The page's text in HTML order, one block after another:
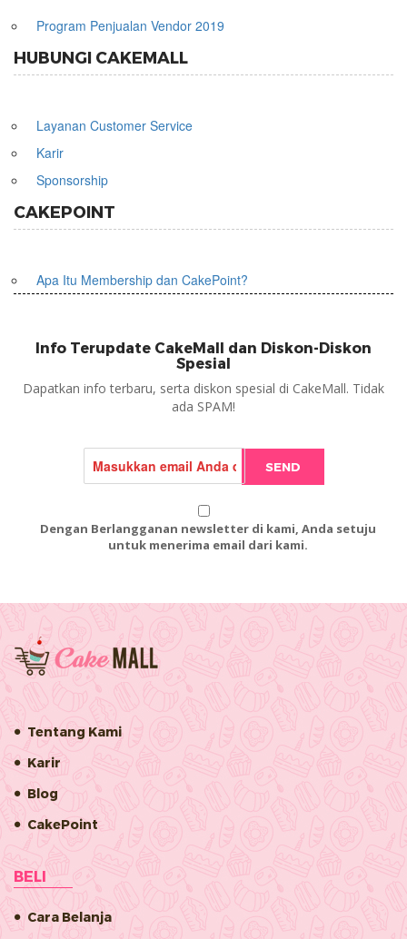
Program Penjualan Vendor 2019
HUBUNGI CAKEMALL
Layanan Customer Service
Karir
Sponsorship
CAKEPOINT
Apa Itu Membership dan CakePoint?
Info Terupdate CakeMall dan Diskon-Diskon
Spesial
Dapatkan info terbaru, serta diskon spesial di CakeMall. Tidak
ada SPAM!
SEND
Dengan Berlangganan newsletter di kami, Anda setuju
untuk menerima email dari kami.
Tentang Kami
Karir
Blog
CakePoint
BELI
Cara Belanja